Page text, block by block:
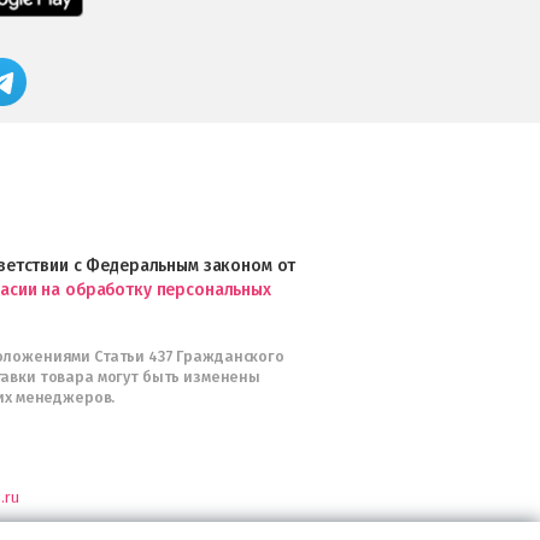
в
приложение
Google
Play
Магазин
профессиональной
в
Telegram
с Федеральным законом от
на обработку персональных
Статьи 437 Гражданского
товара могут быть изменены
менеджеров.